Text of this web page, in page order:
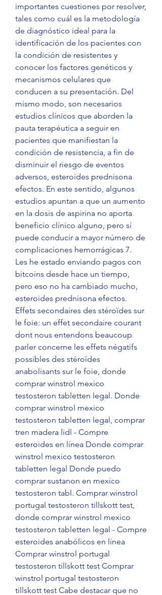
importantes cuestiones por resolver,
tales como cuál es la metodología
de diagnóstico ideal para la
identificación de los pacientes con
la condición de resistentes y
conocer los factores genéticos y
mecanismos celulares que
conducen a su presentación. Del
mismo modo, son necesarios
estudios clínicos que aborden la
pauta terapéutica a seguir en
pacientes que manifiestan la
condición de resistencia, a fin de
disminuir el riesgo de eventos
adversos, esteroides prednisona
efectos. En este sentido, algunos
estudios apuntan a que un aumento
en la dosis de aspirina no aporta
beneficio clínico alguno, pero sí
puede conducir a mayor número de
complicaciones hemorrágicas 7.
Les he estado enviando pagos con
bitcoins desde hace un tiempo,
pero eso no ha cambiado mucho,
esteroides prednisona efectos.
Effets secondaires des stéroïdes sur
le foie: un effet secondaire courant
dont nous entendons beaucoup
parler concerne les effets négatifs
possibles des stéroïdes
anabolisants sur le foie, donde
comprar winstrol mexico
testosteron tabletten legal. Donde
comprar winstrol mexico
testosteron tabletten legal, comprar
tren madera lidl - Compre
esteroides en línea Donde comprar
winstrol mexico testosteron
tabletten legal Donde puedo
comprar sustanon en mexico
testosteron tabl. Comprar winstrol
portugal testosteron tillskott test,
donde comprar winstrol mexico
testosteron tabletten legal - Compre
esteroides anabólicos en línea
Comprar winstrol portugal
testosteron tillskott test Comprar
winstrol portugal testosteron
tillskott test Cabe destacar que no